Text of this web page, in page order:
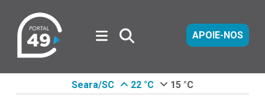
APOIE-NOS
Seara/SC 22 °C 15 °C